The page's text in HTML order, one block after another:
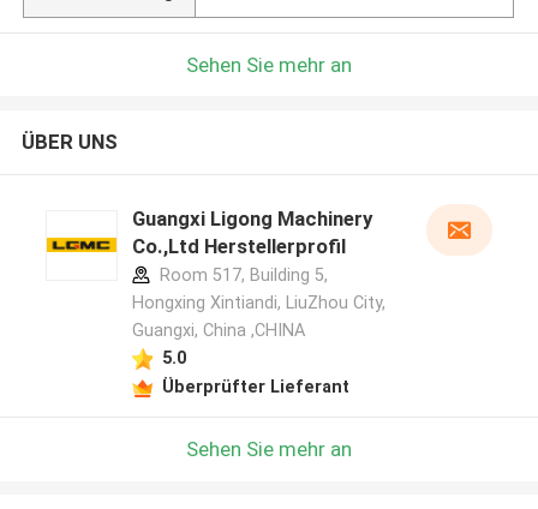
Sehen Sie mehr an
ÜBER UNS
Guangxi Ligong Machinery
Co.,Ltd Herstellerprofil
Room 517, Building 5,
Hongxing Xintiandi, LiuZhou City,
Guangxi, China ,CHINA
5.0
Überprüfter Lieferant
Sehen Sie mehr an